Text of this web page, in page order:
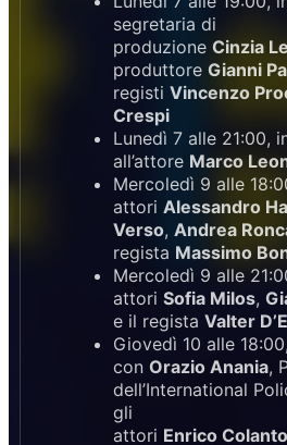
segretaria di
produzione Cinzia
produttore Gianni
registi Vincenzo
Crespi
Lunedì 7 alle 21:00,
all’attore Marco
Mercoledì 9 alle
attori Alessandro
Verso, Andrea
regista Massimo
Mercoledì 9 alle
attori Sofia Milos,
e il regista Valter
Giovedì 10 alle
con Orazio Anania,
dell’International
gli
attori Enrico